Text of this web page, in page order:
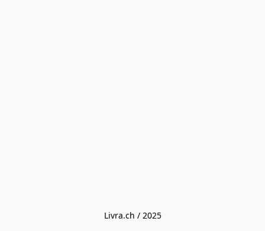
Livra.ch / 2025